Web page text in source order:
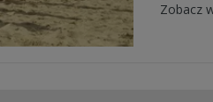
Zobacz